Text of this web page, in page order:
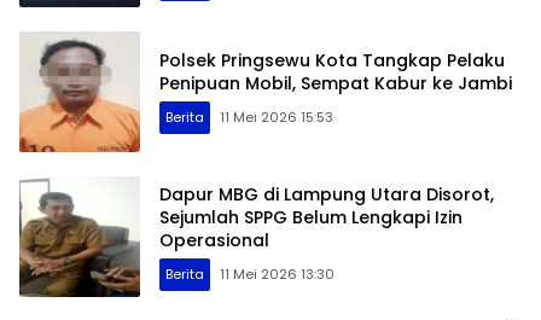
Polsek Pringsewu Kota Tangkap Pelaku
Penipuan Mobil, Sempat Kabur ke Jambi
Berita 11 Mei 2026 15:53
Dapur MBG di Lampung Utara Disorot,
Sejumlah SPPG Belum Lengkapi Izin
Operasional
Berita 11 Mei 2026 13:30